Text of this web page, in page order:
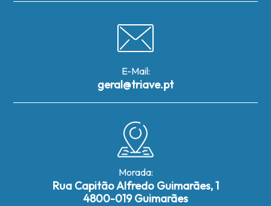
E-Mail:
geral@triave.pt
Morada:
Rua Capitão Alfredo Guimarães, 1
4800-019 Guimarães